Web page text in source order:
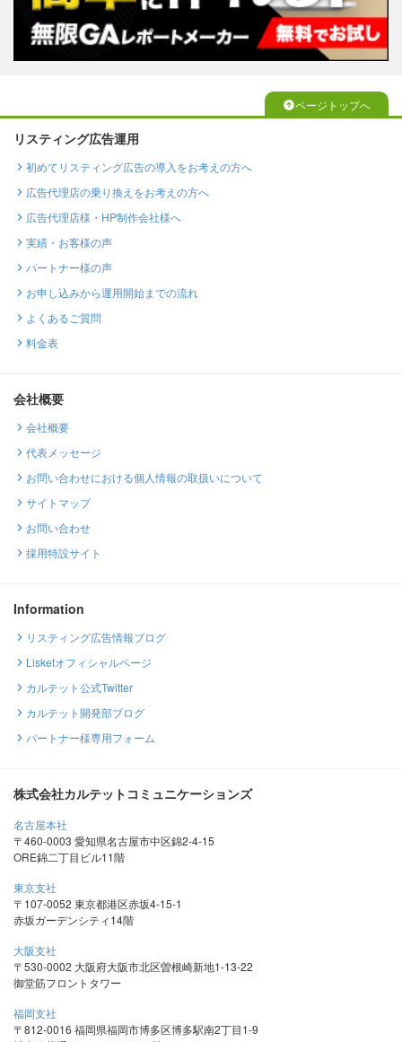
ページトップへ
リスティング広告運用
初めてリスティング広告の導入をお考えの方へ
広告代理店の乗り換えをお考えの方へ
広告代理店様・HP制作会社様へ
実績・お客様の声
パートナー様の声
お申し込みから運用開始までの流れ
よくあるご質問
料金表
会社概要
会社概要
代表メッセージ
お問い合わせにおける個人情報の取扱いについて
サイトマップ
お問い合わせ
採用特設サイト
Information
リスティング広告情報ブログ
Lisketオフィシャルページ
カルテット公式Twitter
カルテット開発部ブログ
パートナー様専用フォーム
株式会社カルテットコミュニケーションズ
名古屋本社
〒460-0003 愛知県名古屋市中区錦2-4-15
ORE錦二丁目ビル11階
東京支社
〒107-0052 東京都港区赤坂4-15-1
赤坂ガーデンシティ14階
大阪支社
〒530-0002 大阪府大阪市北区曽根崎新地1-13-22
御堂筋フロントタワー
福岡支社
〒812-0016 福岡県福岡市博多区博多駅南2丁目1-9